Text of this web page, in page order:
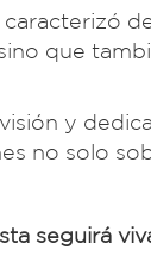
que
y
no solo
seguirá